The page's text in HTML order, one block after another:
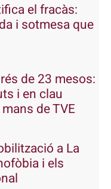
el fracàs:
i sotmesa que
de 23 mesos:
i en clau
de TVE
a La
i els